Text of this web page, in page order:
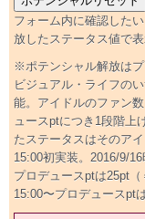
フォーム内に確認した
放したステータス値で表
※ポテンシャル解放は
ビジュアル・ライフの
能。アイドルのファン
ュースptにつき1段階上
たステータスはそのア
15:00初実装。2016/9/
プロデュースptは25pt
15:00〜プロデュースpt